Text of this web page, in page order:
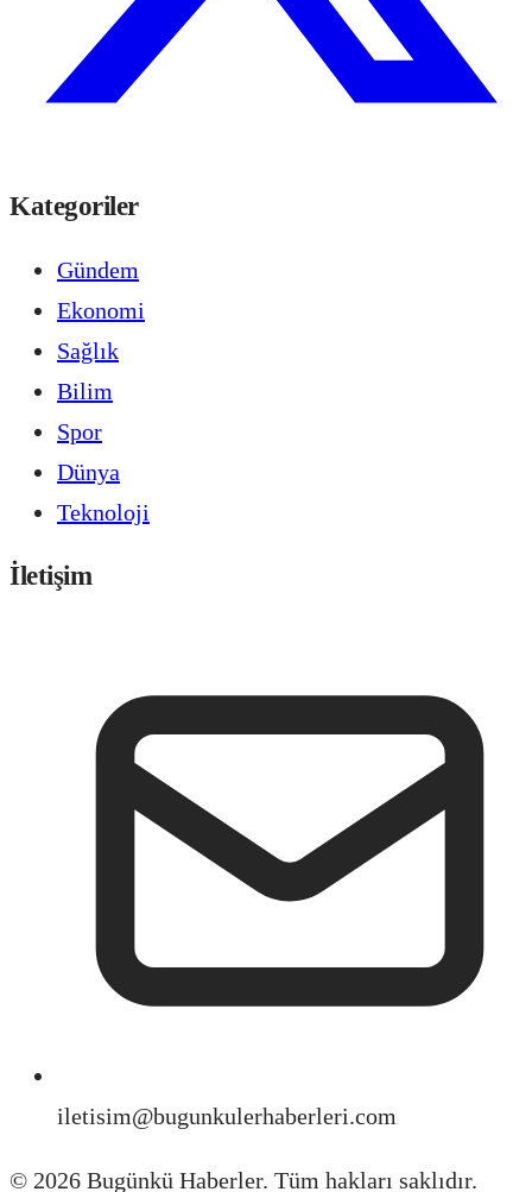
Kategoriler
Gündem
Ekonomi
Sağlık
Bilim
Spor
Dünya
Teknoloji
İletişim
iletisim@bugunkulerhaberleri.com
© 2026 Bugünkü Haberler. Tüm hakları saklıdır.